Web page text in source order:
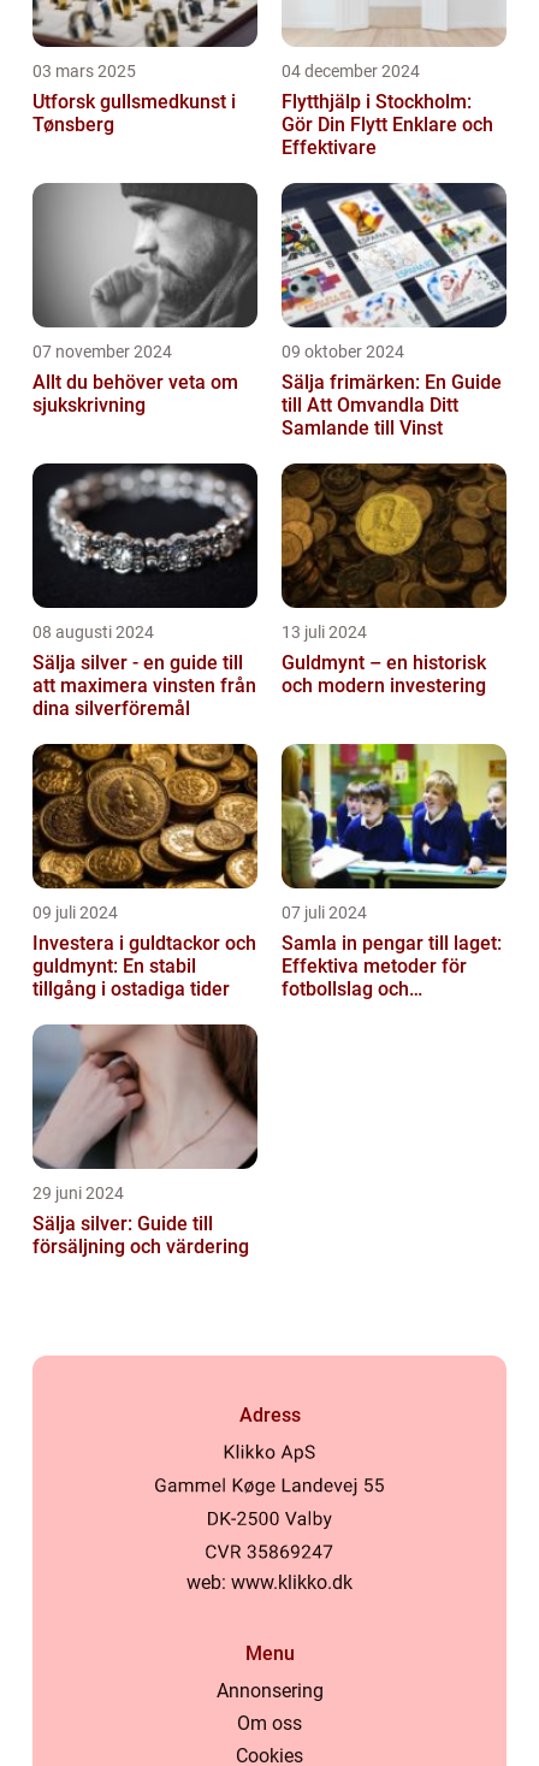
03 mars 2025
Utforsk gullsmedkunst i
Tønsberg
04 december 2024
Flytthjälp i Stockholm:
Gör Din Flytt Enklare och
Effektivare
07 november 2024
Allt du behöver veta om
sjukskrivning
09 oktober 2024
Sälja frimärken: En Guide
till Att Omvandla Ditt
Samlande till Vinst
08 augusti 2024
Sälja silver - en guide till
att maximera vinsten från
dina silverföremål
13 juli 2024
Guldmynt – en historisk
och modern investering
09 juli 2024
Investera i guldtackor och
guldmynt: En stabil
tillgång i ostadiga tider
07 juli 2024
Samla in pengar till laget:
Effektiva metoder för
fotbollslag och
29 juni 2024
Sälja silver: Guide till
försäljning och värdering
Adress
web: www.klikko.dk
Menu
Annonsering
Om oss
Cookies